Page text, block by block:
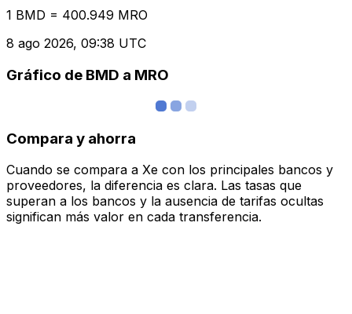
1 BMD = 400.949 MRO
8 ago 2026, 09:38 UTC
Gráfico de BMD a MRO
Compara y ahorra
Cuando se compara a Xe con los principales bancos y
proveedores, la diferencia es clara. Las tasas que
superan a los bancos y la ausencia de tarifas ocultas
significan más valor en cada transferencia.